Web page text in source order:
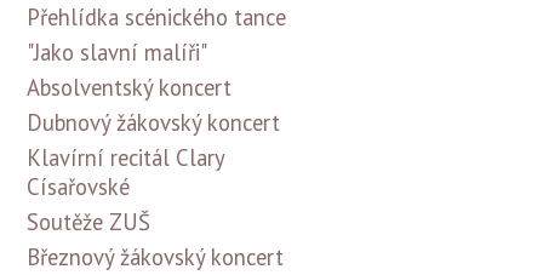
Přehlídka scénického tance
"Jako slavní malíři"
Absolventský koncert
Dubnový žákovský koncert
Klavírní recitál Clary
Císařovské
Soutěže ZUŠ
Březnový žákovský koncert